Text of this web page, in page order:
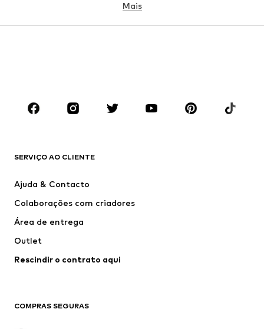
MARCAS
new balance
CONVERSE
Mais
SERVIÇO AO CLIENTE
Ajuda & Contacto
Colaborações com criadores
Área de entrega
Outlet
Rescindir o contrato aqui
COMPRAS SEGURAS